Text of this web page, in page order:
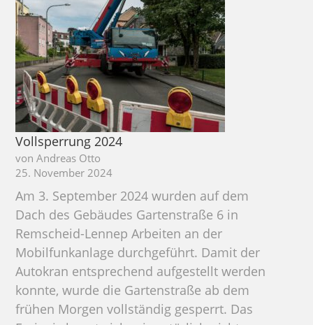
Duisburg
Vollsperrung 2024
von Andreas Otto
25. November 2024
Am 3. September 2024 wurden auf dem
Dach des Gebäudes Gartenstraße 6 in
Remscheid-Lennep Arbeiten an der
Mobilfunkanlage durchgeführt. Damit der
Autokran entsprechend aufgestellt werden
konnte, wurde die Gartenstraße ab dem
frühen Morgen vollständig gesperrt. Das